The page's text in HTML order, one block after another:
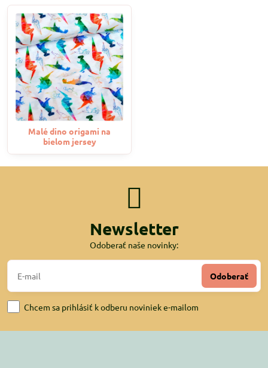
Malé dino origami na
bielom jersey
Newsletter
Odoberať naše novinky:
Odoberať
Chcem sa prihlásiť k odberu noviniek e-mailom